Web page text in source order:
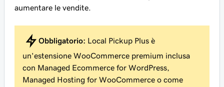
aumentare le vendite.
Obbligatorio: Local Pickup Plus è
un'estensione WooCommerce premium inclusa
con Managed Ecommerce for WordPress,
Managed Hosting for WooCommerce o come